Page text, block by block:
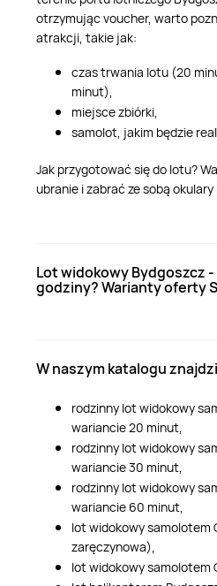
otrzymując voucher, warto
atrakcji, takie jak:
czas trwania lotu (20
minut),
miejsce zbiórki,
samolot, jakim będzie
Jak przygotować się do lotu?
ubranie i zabrać ze sobą
Lot widokowy Bydgoszcz
godziny? Warianty oferty
W naszym katalogu
rodzinny lot widokowy
wariancie 20 minut,
rodzinny lot widokowy
wariancie 30 minut,
rodzinny lot widokowy
wariancie 60 minut,
lot widokowy samolotem
zaręczynowa),
lot widokowy samolotem